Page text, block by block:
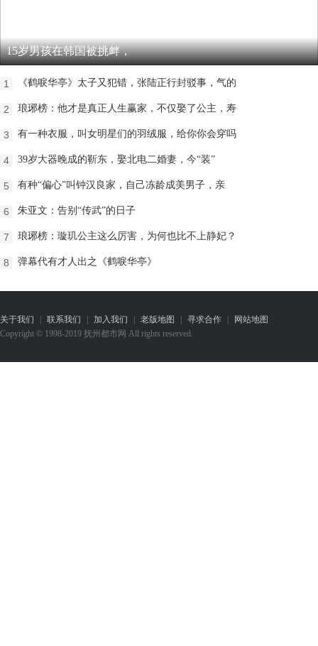
15岁男孩在韩国被挑衅，
1 《鹤唳华亭》太子又犯错，张陆正行封驳事，气的
2 琅琊榜：他才是真正人生赢家，不仅娶了公主，寿
3 有一种衣服，叫女明星们的羽绒服，给你你会穿吗
4 39岁大器晚成的靳东，娶北电二婚妻，今“装”
5 有种“偏心”叫钟汉良家，自己冻龄成美男子，亲
6 朱亚文：告别“传武”的日子
7 琅琊榜：璇玑公主这么厉害，为何也比不上静妃？
8 弹幕代有才人出之《鹤唳华亭》
关于我们 | 联系我们 | 加入我们 | 老版地图 | 寻求合作 |
网站地图
Copyright © 1998-2019 抚州都市网 All rights reserved.